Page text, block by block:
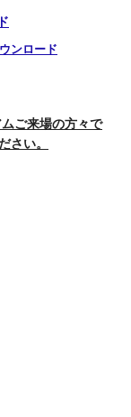
ンロード
ご来場の方々で
さい。